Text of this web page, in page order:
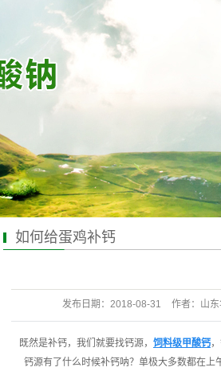
如何给蛋鸡补钙
发布日期： 2018-08-31 作者： 山
既然是补钙，我们就要找钙源， 饲料级甲酸钙
钙源有了什么时候补钙呐？单极大多数都在